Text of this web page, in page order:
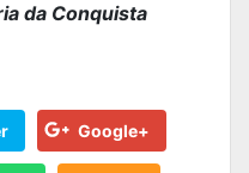
da Conquista
Google+